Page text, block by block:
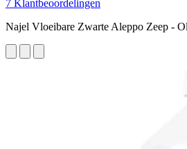
7 Klantbeoordelingen
Najel Vloeibare Zwarte Aleppo Zeep -